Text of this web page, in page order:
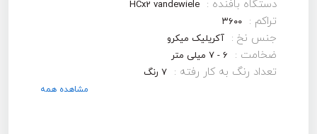
دستگاه بافنده : HCx2 vandewiele
تراکم : ۳۶۰۰
جنس نخ : آکریلیک میکرو
ضخامت : 6 - 7 میلی متر
تعداد رنگ به کار رفته : 7 رنگ
مشاهده همه